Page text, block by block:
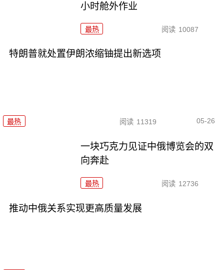
小时舱外作业
最热 阅读 10087
特朗普就处置伊朗浓缩铀提出新选项
最热 阅读 11319 05-26
一块巧克力见证中俄博览会的双
向奔赴
最热 阅读 12736
推动中俄关系实现更高质量发展